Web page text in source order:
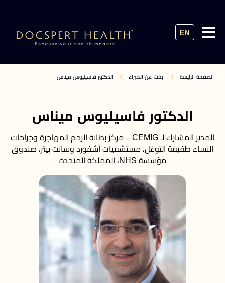
EN
الصفحة الرئيسة ابحث عن الخبراء الدكتور فاسيليوس ميناس
الدكتور فاسيليوس ميناس
المدير المشارك لـ CEMIG – مركز بطانة الرحم المهاجرة وجراحات
النساء طفيفة التوغل، مستشفيات أشفورد وسانت بيتر، صندوق
مؤسسة NHS، المملكة المتحدة